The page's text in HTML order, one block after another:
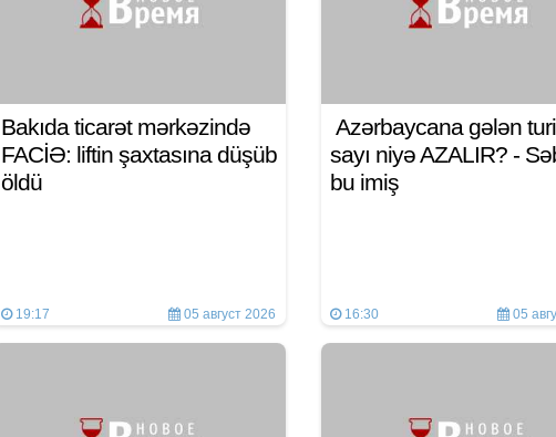
Bakıda ticarət mərkəzində
FACİƏ: liftin şaxtasına düşüb
öldü
19:17 05 август 2026
Azərbaycana gələn
sayı niyə AZALIR? -
bu imiş
16:30 05